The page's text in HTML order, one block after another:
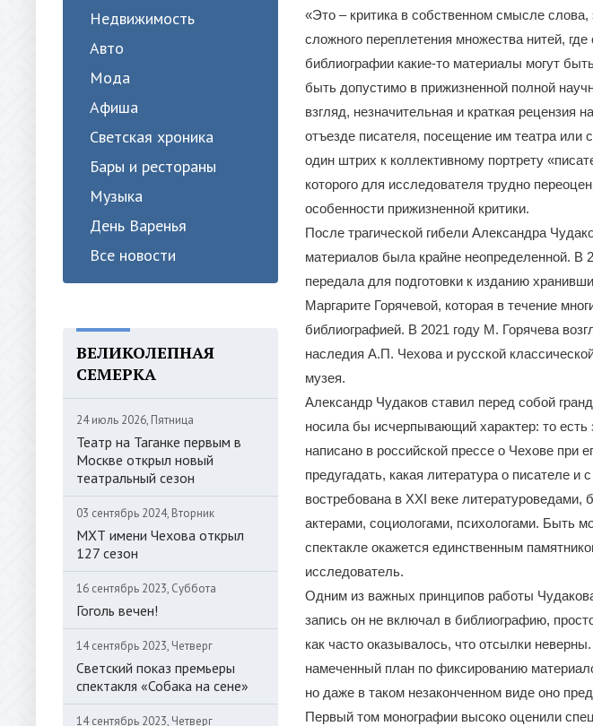
Недвижимость
Авто
Мода
Афиша
Светская хроника
Бары и рестораны
Музыка
День Варенья
Все новости
ВЕЛИКОЛЕПНАЯ
СЕМЕРКА
24 июль 2026, Пятница
Театр на Таганке первым в
Москве открыл новый
театральный сезон
03 сентябрь 2024, Вторник
МХТ имени Чехова открыл
127 сезон
16 сентябрь 2023, Суббота
Гоголь вечен!
14 сентябрь 2023, Четверг
Светский показ премьеры
спектакля «Собака на сене»
14 сентябрь 2023, Четверг
«Это – критика в собственном смысле
сложного переплетения множества нитей,
библиографии какие-то материалы могут
быть допустимо в прижизненной полной
взгляд, незначительная и краткая рецензия
отъезде писателя, посещение им театра или
один штрих к коллективному портрету
которого для исследователя трудно
особенности прижизненной критики.
После трагической гибели Александра
материалов была крайне неопределенной. В
передала для подготовки к изданию
Маргарите Горячевой, которая в течение
библиографией. В 2021 году М. Горячева
наследия А.П. Чехова и русской
музея.
Александр Чудаков ставил перед собой
носила бы исчерпывающий характер: то
написано в российской прессе о Чехове при
предугадать, какая литература о писателе
востребована в XXI веке
актерами, социологами, психологами. Быть
спектакле окажется единственным
исследователь.
Одним из важных принципов работы
запись он не включал в библиографию,
как часто оказывалось, что отсылки
намеченный план по фиксированию
но даже в таком незаконченном виде оно
Первый том монографии высоко оценили